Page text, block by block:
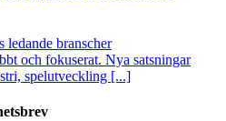
ledande branscher
och fokuserat. Nya satsningar
spelutveckling [...]